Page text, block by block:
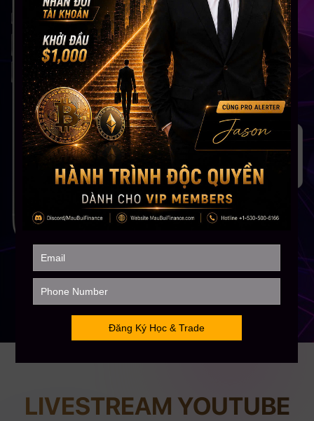
Share to Earn
Membership
LIVESTREAM YOUTUBE